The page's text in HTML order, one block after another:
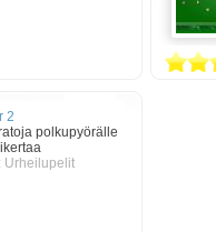
2
polkupyörälle
Urheilupelit